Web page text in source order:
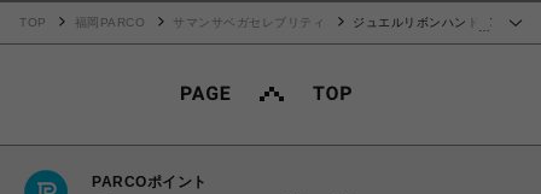
…
TOP 福岡PARCO サマンサベガセレブリティ
ジュエルリボンハンドバ
PARCOポイント